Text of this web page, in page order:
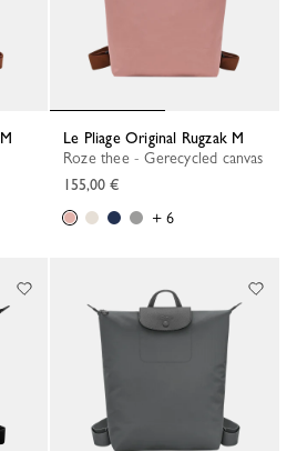
Le Pliage Original Rugzak M
Roze thee - Gerecycled canvas
155,00 €
+ 6